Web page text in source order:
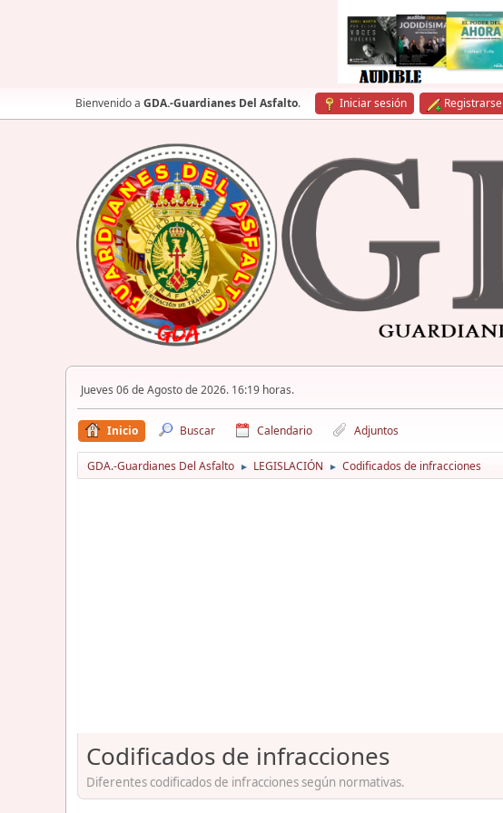
Bienvenido a GDA.-Guardianes Del Asfalto. Iniciar sesión Registrarse
Jueves 06 de Agosto de 2026. 16:19 horas.
Inicio Buscar Calendario Adjuntos
GDA.-Guardianes Del Asfalto ► LEGISLACIÓN ► Codificados de infracciones
Codificados de infracciones
Diferentes codificados de infracciones según normativas.